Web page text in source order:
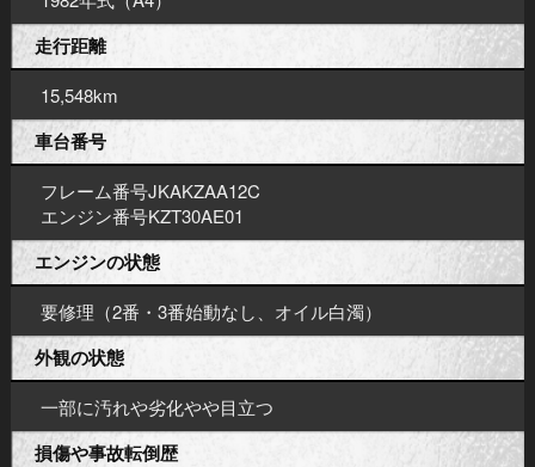
走行距離
15,548km
車台番号
フレーム番号JKAKZAA12C
エンジン番号KZT30AE01
エンジンの状態
要修理（2番・3番始動なし、オイル白濁）
外観の状態
一部に汚れや劣化やや目立つ
損傷や事故転倒歴